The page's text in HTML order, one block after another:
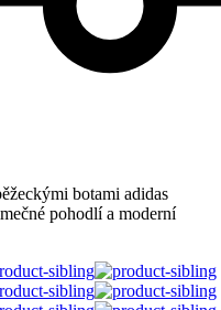
botami adidas
pohodlí a moderní